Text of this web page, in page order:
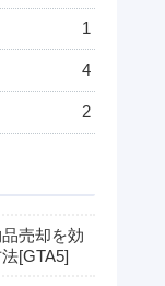
1
4
2
売却を効
[GTA5]